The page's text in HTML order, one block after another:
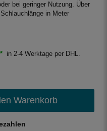
bei geringer Nutzung. Über
in Meter
in 2-4 Werktage per DHL.
Warenkorb